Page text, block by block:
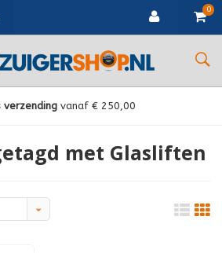
0
verzending vanaf € 250,00
met Glasliften